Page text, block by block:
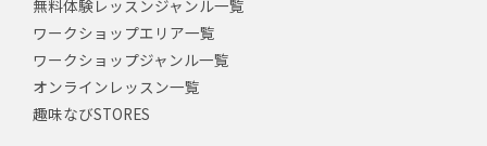
無料体験レッスンジャンル一覧
ワークショップエリア一覧
ワークショップジャンル一覧
オンラインレッスン一覧
趣味なびSTORES